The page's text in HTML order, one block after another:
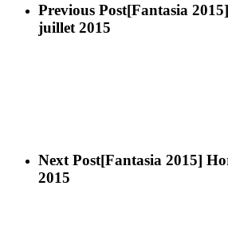
Previous Post[Fantasia
juillet 2015
Next Post[Fantasia 2015]
2015